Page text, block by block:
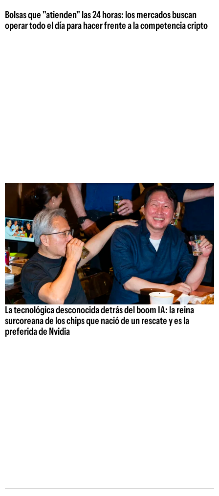
Bolsas que "atienden" las 24 horas: los mercados buscan
operar todo el día para hacer frente a la competencia cripto
La tecnológica desconocida detrás del boom IA: la reina
surcoreana de los chips que nació de un rescate y es la
preferida de Nvidia